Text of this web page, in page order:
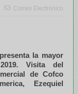
Correo Electrónico
la mayor
Visita del
de Cofco
Ezequiel